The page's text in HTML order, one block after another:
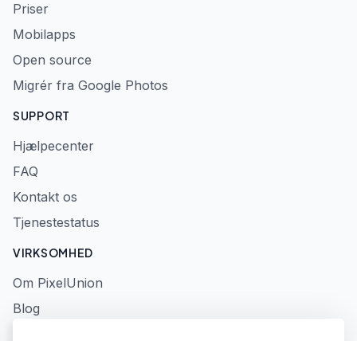
Priser
Mobilapps
Open source
Migrér fra Google Photos
SUPPORT
Hjælpecenter
FAQ
Kontakt os
Tjenestestatus
VIRKSOMHED
Om PixelUnion
Blog